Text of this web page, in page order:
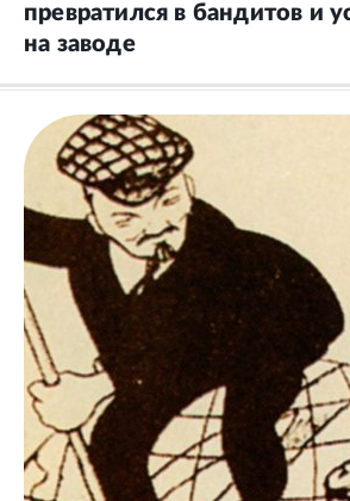
превратился в бандитов и
на заводе